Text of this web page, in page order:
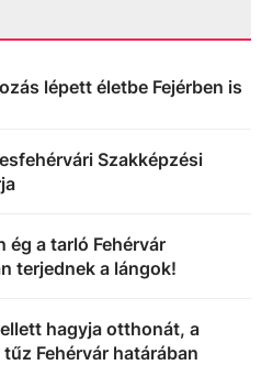
lépett életbe Fejérben is
Szakképzési
ég a tarló Fehérvár
terjednek a lángok!
hagyja otthonát, a
Fehérvár határában